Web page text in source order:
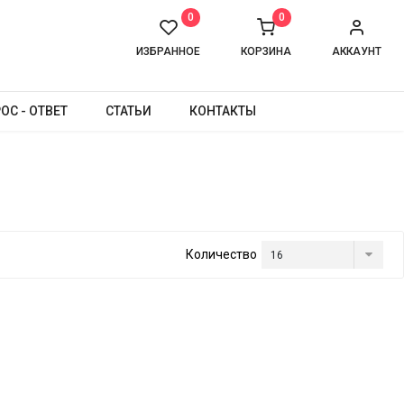
АККАУНТ
КОРЗИНА
0
ИЗБРАННОЕ
0
- ОТВЕТ СТАТЬИ КОНТАКТЫ
Количество